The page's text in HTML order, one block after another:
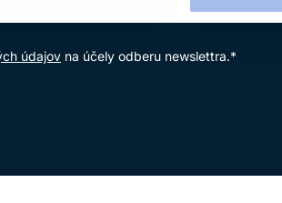
údajov na účely odberu newslettra.*